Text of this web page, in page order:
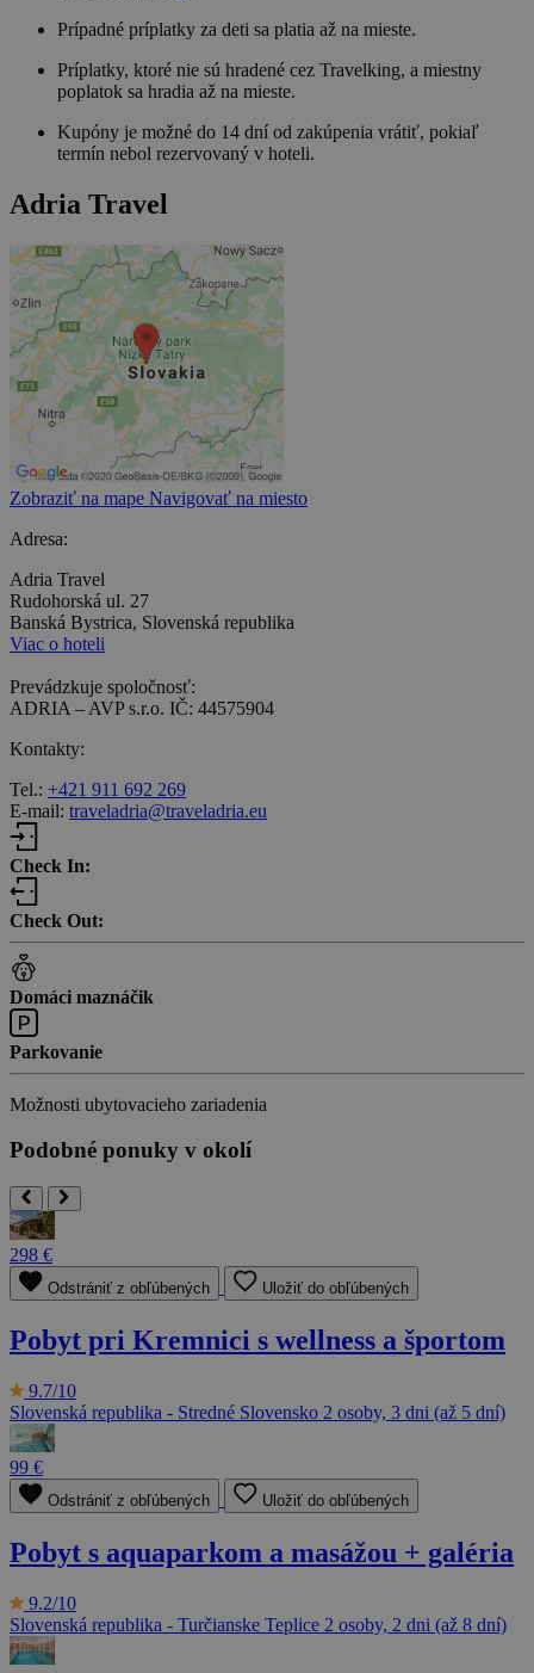
Prípadné príplatky za deti sa platia až na mieste.
Príplatky, ktoré nie sú hradené cez Travelking, a miestny
poplatok sa hradia až na mieste.
Kupóny je možné do 14 dní od zakúpenia vrátiť, pokiaľ
termín nebol rezervovaný v hoteli.
Adria Travel
Zobraziť na mape Navigovať na miesto
Adresa:
Adria Travel
Rudohorská ul. 27
Banská Bystrica, Slovenská republika
Viac o hoteli
Prevádzkuje spoločnosť:
ADRIA – AVP s.r.o. IČ: 44575904
Kontakty:
Tel.: +421 911 692 269
E-mail: traveladria@traveladria.eu
Check In:
Check Out:
Domáci maznáčik
Parkovanie
Možnosti ubytovacieho zariadenia
Podobné ponuky v okolí
298 €
Odstrániť z obľúbených Uložiť do obľúbených
Pobyt pri Kremnici s wellness a športom
9.7/10
Slovenská republika - Stredné Slovensko 2 osoby, 3 dni (až 5 dní)
99 €
Odstrániť z obľúbených Uložiť do obľúbených
Pobyt s aquaparkom a masážou + galéria
9.2/10
Slovenská republika - Turčianske Teplice 2 osoby, 2 dni (až 8 dní)